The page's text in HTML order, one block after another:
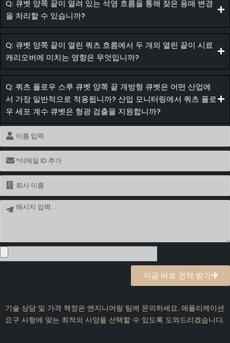
Q: 큐벳 양쪽 끝이 열려 있는 석영 흐름을 통해 잦은 용매 변경
을 처리할 수 있습니까?
Q: 큐벳 양쪽 끝이 열린 쿼츠 흐름에서 두 개의 열린 끝이 시료
캐리오버에 미치는 영향은 무엇입니까?
Q: 쿼츠 플로우 스루 큐벳 양쪽 끝 개방형 큐벳은 어떤 산업에
서 가장 일반적으로 적용됩니까? 산업 모니터링에서 쿼츠 플로
우 세포 계수 큐벳은 형광 검출을 지원합니까?
름
이
메
일
름
지금 바로 견적 받기
기술 상담 및 가격 책정은 엔지니어링 팀에 문의하세요. 애플리케이션
요구 사항에 맞는 최적의 사양을 선택할 수 있도록 도와드리겠습니다.